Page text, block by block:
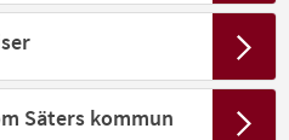
Säters kommun